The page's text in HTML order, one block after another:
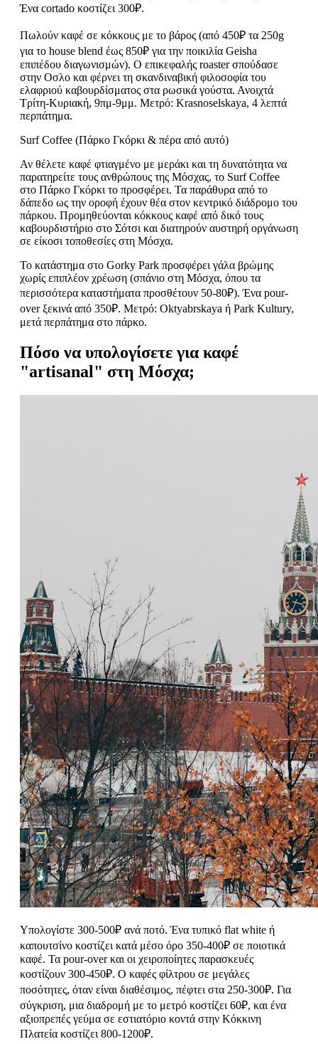
Ένα cortado κοστίζει 300₽.
Πωλούν καφέ σε κόκκους με το βάρος (από 450₽ τα 250g
για το house blend έως 850₽ για την ποικιλία Geisha
επιπέδου διαγωνισμών). Ο επικεφαλής roaster σπούδασε
στην Οσλο και φέρνει τη σκανδιναβική φιλοσοφία του
ελαφριού καβουρδίσματος στα ρωσικά γούστα. Ανοιχτά
Τρίτη-Κυριακή, 9πμ-9μμ. Μετρό: Krasnoselskaya, 4 λεπτά
περπάτημα.
Surf Coffee (Πάρκο Γκόρκι & πέρα από αυτό)
Αν θέλετε καφέ φτιαγμένο με μεράκι και τη δυνατότητα να
παρατηρείτε τους ανθρώπους της Μόσχας, το Surf Coffee
στο Πάρκο Γκόρκι το προσφέρει. Τα παράθυρα από το
δάπεδο ως την οροφή έχουν θέα στον κεντρικό διάδρομο του
πάρκου. Προμηθεύονται κόκκους καφέ από δικό τους
καβουρδιστήριο στο Σότσι και διατηρούν αυστηρή οργάνωση
σε είκοσι τοποθεσίες στη Μόσχα.
Το κατάστημα στο Gorky Park προσφέρει γάλα βρώμης
χωρίς επιπλέον χρέωση (σπάνιο στη Μόσχα, όπου τα
περισσότερα καταστήματα προσθέτουν 50-80₽). Ένα pour-
over ξεκινά από 350₽. Μετρό: Oktyabrskaya ή Park Kultury,
μετά περπάτημα στο πάρκο.
Πόσο να υπολογίσετε για καφέ
"artisanal" στη Μόσχα;
Υπολογίστε 300-500₽ ανά ποτό. Ένα τυπικό flat white ή
καπουτσίνο κοστίζει κατά μέσο όρο 350-400₽ σε ποιοτικά
καφέ. Τα pour-over και οι χειροποίητες παρασκευές
κοστίζουν 300-450₽. Ο καφές φίλτρου σε μεγάλες
ποσότητες, όταν είναι διαθέσιμος, πέφτει στα 250-300₽. Για
σύγκριση, μια διαδρομή με το μετρό κοστίζει 60₽, και ένα
αξιοπρεπές γεύμα σε εστιατόριο κοντά στην Κόκκινη
Πλατεία κοστίζει 800-1200₽.